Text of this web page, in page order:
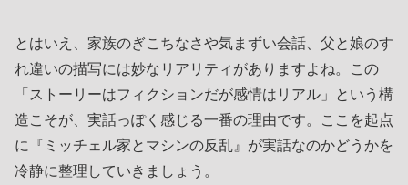
とはいえ、家族のぎこちなさや気まずい会話、父と娘のす
れ違いの描写には妙なリアリティがありますよね。この
「ストーリーはフィクションだが感情はリアル」という構
造こそが、実話っぽく感じる一番の理由です。ここを起点
に『ミッチェル家とマシンの反乱』が実話なのかどうかを
冷静に整理していきましょう。